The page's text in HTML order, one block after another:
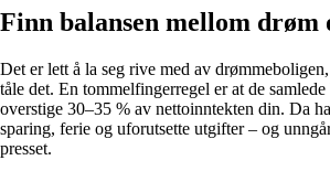
Finn balansen mellom drøm
Det er lett å la seg rive med av
tåle det. En tommelfingerregel er at de
overstige 30–35 % av nettoinntekten din. Da
sparing, ferie og uforutsette utgifter – og
presset.